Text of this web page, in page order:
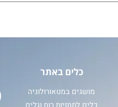
כלים באתר
מושגים במטאורולוגיה